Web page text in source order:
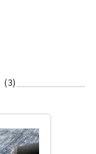
(3)